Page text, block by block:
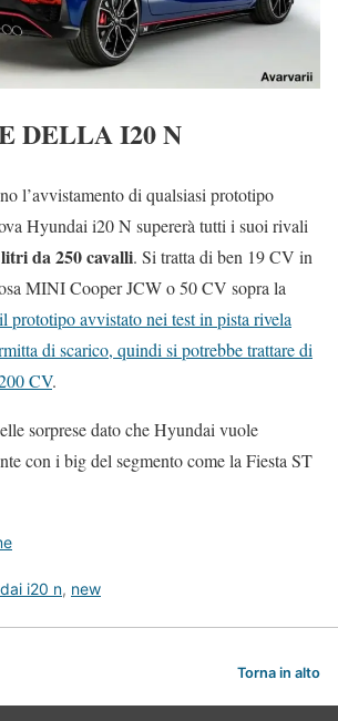
DELLA I20 N
l’avvistamento di qualsiasi prototipo
Hyundai i20 N supererà tutti i suoi rivali
da 250 cavalli. Si tratta di ben 19 CV in
MINI Cooper JCW o 50 CV sopra la
il prototipo avvistato nei test in pista rivela
di scarico, quindi si potrebbe trattare di
CV.
sorprese dato che Hyundai vuole
con i big del segmento come la Fiesta ST
i20 n, new
Torna in alto